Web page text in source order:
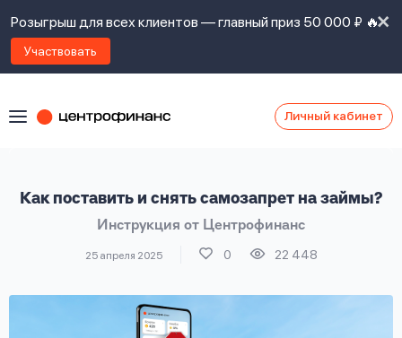
Розыгрыш для всех клиентов — главный приз 50 000 ₽ 🔥
Участвовать
Личный кабинет
Как поставить и снять самозапрет на займы?
Инструкция от Центрофинанс
25 апреля 2025 0 22 448
Ок
Ок
ознакомлен
предоставления